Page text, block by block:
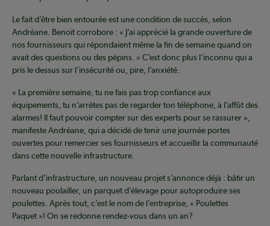
Le fait d’être bien entourée est une condition de succès, selon
Andréane. Benoit corrobore : « J’ai apprécié la grande ouverture de
nos fournisseurs qui répondaient même la fin de semaine quand on
avait des questions ou des pépins. » C’est donc plus l’inconnu qui a
pris le dessus sur l’insécurité ou, pire, l’anxiété.
« La première semaine, tu ne fais pas trop confiance aux
équipements, tu n’arrêtes pas de regarder ton téléphone, à l’affût des
alarmes! Il faut pouvoir compter sur des experts pour se rassurer »,
manifeste Andréane, qui a décidé de tenir une journée portes
ouvertes pour remercier ses fournisseurs et accueillir la communauté
dans cette nouvelle infrastructure.
Parlant d’infrastructure, un nouveau projet s’annonce déjà : bâtir un
nouveau poulailler, un parquet d’élevage pour autoproduire ses
poulettes. Après tout, c’est le nom de l’entreprise, « Poulettes
Paquet »! On se redonne rendez-vous dans un an?